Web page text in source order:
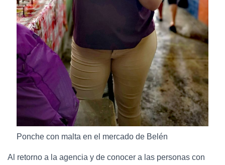
Ponche con malta en el mercado de Belén
Al retorno a la agencia y de conocer a las personas con